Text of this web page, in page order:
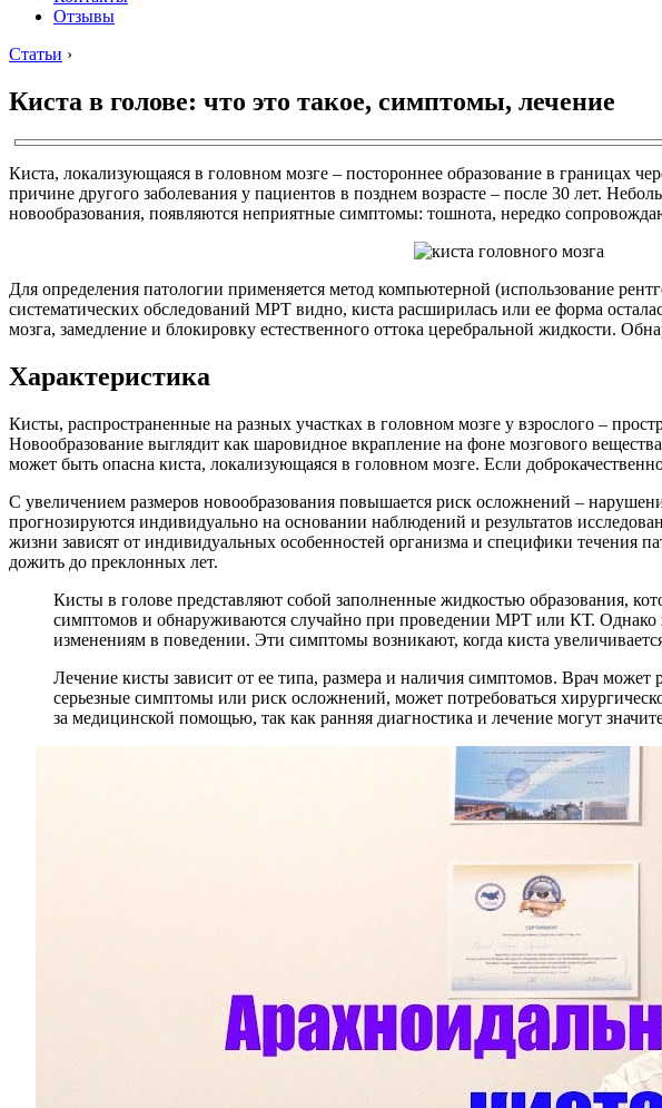
Отзывы
Статьи ›
Киста в голове: что это такое, симптомы, лечение
Киста, локализующаяся в головном мозге – постороннее образование в границах
причине другого заболевания у пациентов в позднем возрасте – после 30 лет.
новообразования, появляются неприятные симптомы: тошнота, нередко
Для определения патологии применяется метод компьютерной (использование
систематических обследований МРТ видно, киста расширилась или ее форма
мозга, замедление и блокировку естественного оттока церебральной жидкости.
Характеристика
Кисты, распространенные на разных участках в головном мозге у взрослого –
Новообразование выглядит как шаровидное вкрапление на фоне мозгового
может быть опасна киста, локализующаяся в головном мозге. Если
С увеличением размеров новообразования повышается риск осложнений –
прогнозируются индивидуально на основании наблюдений и результатов
жизни зависят от индивидуальных особенностей организма и специфики течения
дожить до преклонных лет.
Кисты в голове представляют собой заполненные жидкостью образования,
симптомов и обнаруживаются случайно при проведении МРТ или КТ. Однако
изменениям в поведении. Эти симптомы возникают, когда киста
Лечение кисты зависит от ее типа, размера и наличия симптомов. Врач может
серьезные симптомы или риск осложнений, может потребоваться
за медицинской помощью, так как ранняя диагностика и лечение могут